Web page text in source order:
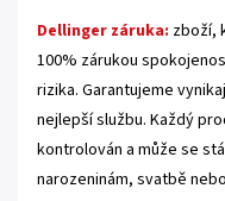
Dellinger záruka: zboží,
100% zárukou
rizika. Garantujeme
nejlepší službu. Každý
kontrolován a může se
narozeninám, svatbě